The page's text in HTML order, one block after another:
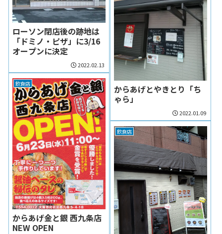
ローソン閉店後の跡地は
「ドミノ・ピザ」に3/16
オープンに決定
2022.02.13
からあげとやきとり「ち
ゃら」
2022.01.09
飲食店
からあげ金と銀 西九条店
NEW OPEN
飲食店